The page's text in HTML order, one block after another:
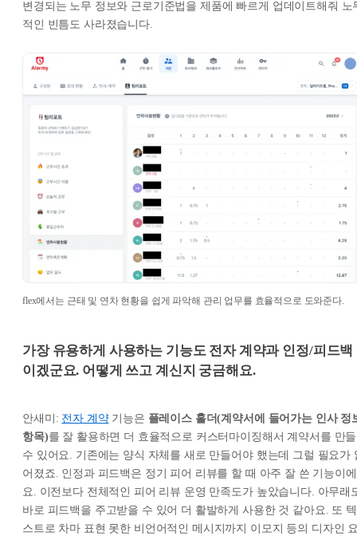
변경되는 노무 정보와 근로기준법을 제품에 빠르게 업데이트해줘 노
적인 빈틈도 사라졌습니다.
flex에서는 근태 및 연차 현황을 쉽게 파악해 관리 업무를 효율적으로 도와준다.
가장 유용하게 사용하는 기능도 전자 계약과 인정/피드백
이겠군요. 어떻게 쓰고 계신지 궁금해요.
안새미: 전자 계약기능은 플레이스 홀더(계약서에 들어가는 인사 정
항목)를 잘 활용하면 더 효율적으로 커스터마이징해서 계약서를 만들
수 있어요. 기존에는 양식 자체를 새로 만들어야 했는데 그럴 필요가
어졌죠. 인정과 피드백은 정기 피어 리뷰를 할 때 아주 잘 쓴 기능이에
요. 이전보다 전체적인 피어 리뷰 운영 만족도가 높았습니다. 아무래
바로 피드백을 주고받을 수 있어 더 활발하게 사용한 것 같아요. 또 텍
스트로 차마 표현 못한 비언어적인 메시지까지 이모지 등의 디자인